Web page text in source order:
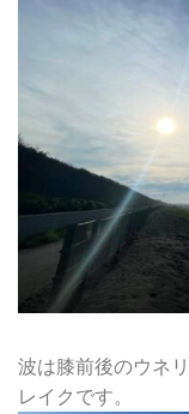
波は膝前後のウネ
レイクです。